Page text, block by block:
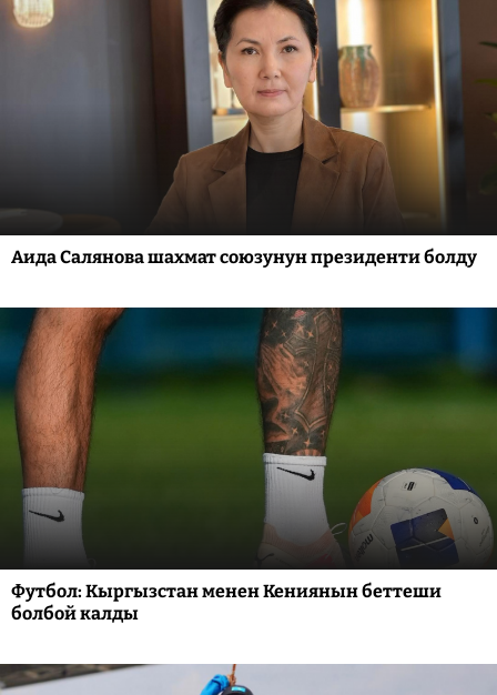
Аида Салянова шахмат союзунун президенти болду
Футбол: Кыргызстан менен Кениянын беттеши
болбой калды